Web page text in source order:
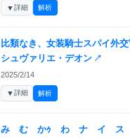
▼詳細 解析
比類なき、女装騎士スパイ外
シュヴァリエ・デオン ↗
2025/2/14
▼詳細 解析
み む かｩ わ ナ イ ス